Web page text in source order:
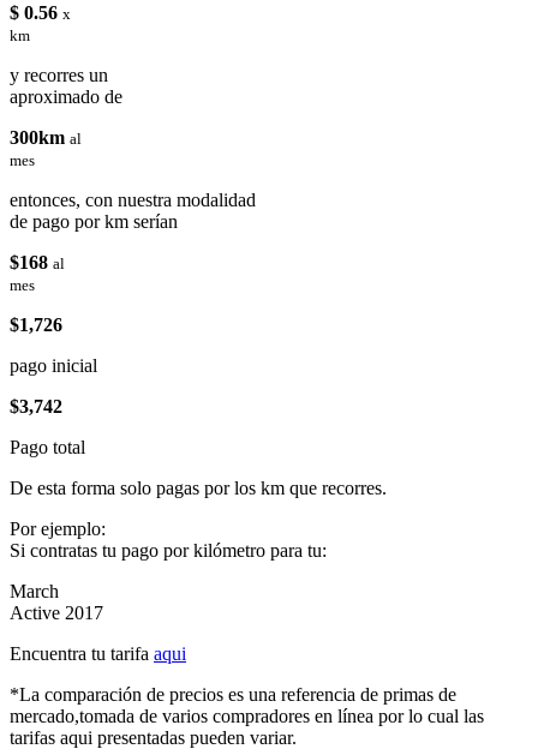
$ 0.56 x
km
y recorres un
aproximado de
300km al
mes
entonces, con nuestra modalidad
de pago por km serían
$168 al
mes
$1,726
pago inicial
$3,742
Pago total
De esta forma solo pagas por los km que recorres.
Por ejemplo:
Si contratas tu pago por kilómetro para tu:
March
Active 2017
Encuentra tu tarifa aqui
*La comparación de precios es una referencia de primas de
mercado,tomada de varios compradores en línea por lo cual las
tarifas aqui presentadas pueden variar.